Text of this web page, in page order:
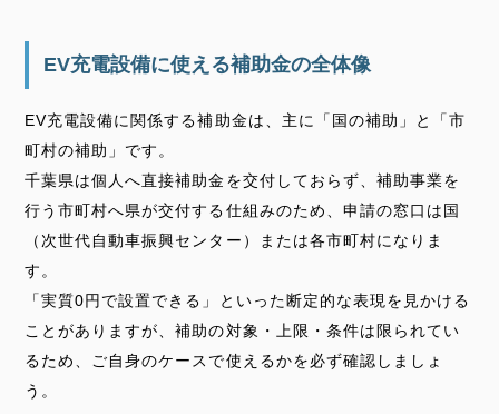
EV充電設備に使える補助金の全体像
EV充電設備に関係する補助金は、主に「国の補助」と「市
町村の補助」です。
千葉県は個人へ直接補助金を交付しておらず、補助事業を
行う市町村へ県が交付する仕組みのため、申請の窓口は国
（次世代自動車振興センター）または各市町村になりま
す。
「実質0円で設置できる」といった断定的な表現を見かける
ことがありますが、補助の対象・上限・条件は限られてい
るため、ご自身のケースで使えるかを必ず確認しましょ
う。